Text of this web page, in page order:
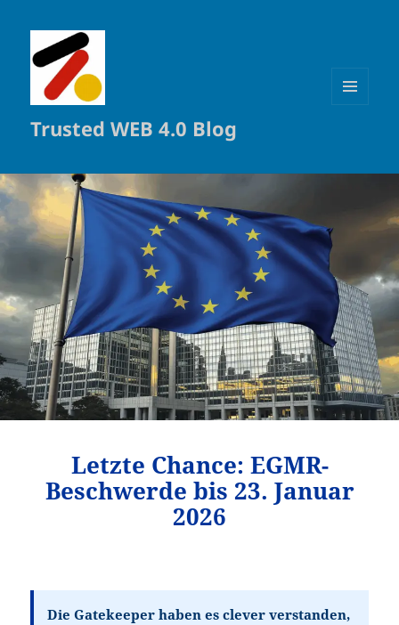
Trusted WEB 4.0 Blog
Letzte Chance: EGMR-
Beschwerde bis 23. Januar
2026
Die Gatekeeper haben es clever verstanden,